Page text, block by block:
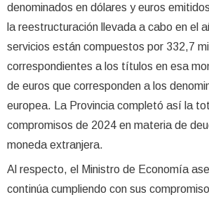
denominados en dólares y euros
la reestructuración llevada a cabo en el
servicios están compuestos por 332,7
correspondientes a los títulos en esa
de euros que corresponden a los
europea. La Provincia completó así la
compromisos de 2024 en materia de
moneda extranjera.
Al respecto, el Ministro de Economía
continúa cumpliendo con sus